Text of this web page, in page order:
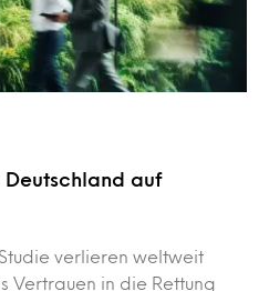
Deutschland auf
verlieren weltweit
Vertrauen in die Rettung